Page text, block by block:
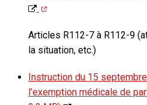
Articles R112-7 à R112-9
la situation, etc.)
Instruction du 15
l’exemption médicale de